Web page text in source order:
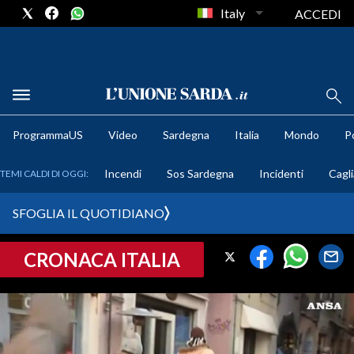
METEO
CRONACA SARDEGNA
PROVINCIA DI CAGLIARI
SULCIS IGLESIENTE
Italy ACCEDI
ProgrammaUS Video Sardegna Italia Mondo
TEMI CALDI DI OGGI: Incendi Sos Sardegna Incidenti
SFOGLIA IL QUOTIDIANO
CRONACA ITALIA